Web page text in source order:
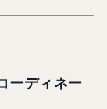
ーディネー